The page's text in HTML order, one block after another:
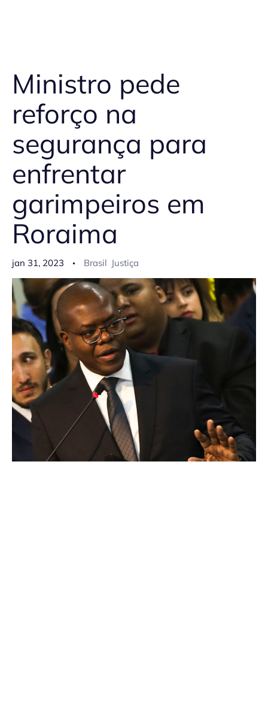
Ministro pede
reforço na
segurança para
enfrentar
garimpeiros em
Roraima
jan 31, 2023 Brasil Justiça